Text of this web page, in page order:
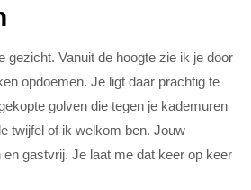
gezicht. Vanuit de hoogte zie ik je door
opdoemen. Je ligt daar prachtig te
golven die tegen je kademuren
twijfel of ik welkom ben. Jouw
gastvrij. Je laat me dat keer op keer